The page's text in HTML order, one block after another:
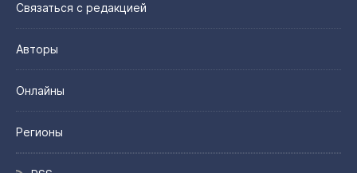
Связаться с редакцией
Авторы
Онлайны
Регионы